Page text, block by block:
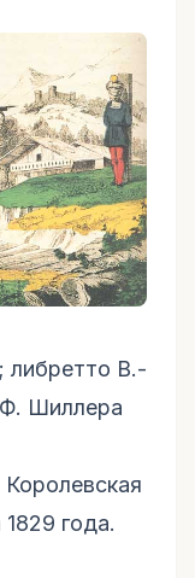
либретто В.-
Шиллера
года.